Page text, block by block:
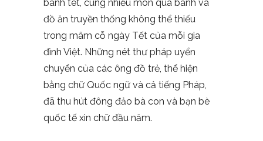
bánh tét, cùng nhiều món quà bánh và
đồ ăn truyền thống không thể thiếu
trong mâm cỗ ngày Tết của mỗi gia
đình Việt. Những nét thư pháp uyển
chuyển của các ông đồ trẻ, thể hiện
bằng chữ Quốc ngữ và cả tiếng Pháp,
đã thu hút đông đảo bà con và bạn bè
quốc tế xin chữ đầu năm.